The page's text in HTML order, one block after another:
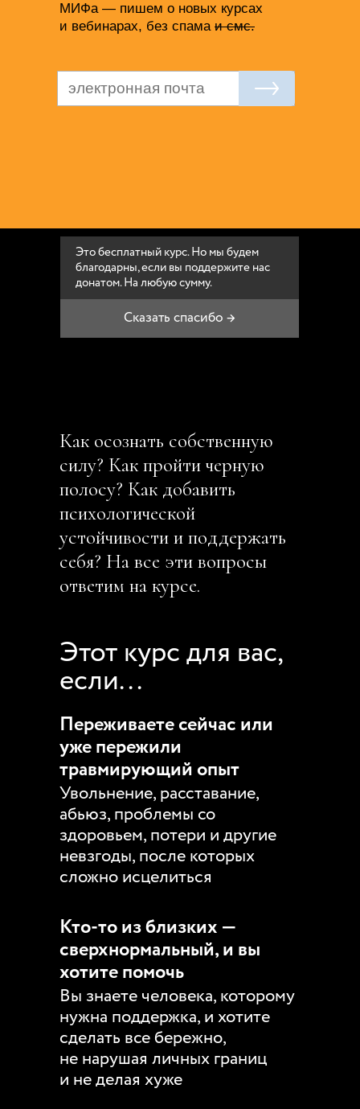
МИФа — пишем о новых курсах
и вебинарах, без спама и смс.
Это бесплатный курс. Но мы будем
благодарны, если вы поддержите нас
донатом. На любую сумму.
Сказать спасибо →
Этот курс для вас,
если...
Увольнение, расставание,
абьюз, проблемы со
здоровьем, потери и другие
невзгоды, после которых
сложно исцелиться
Переживаете сейчас или
уже пережили
травмирующий опыт
Вы знаете человека, которому
нужна поддержка, и хотите
сделать все бережно,
не нарушая личных границ
и не делая хуже
Кто-то из близких —
сверхнормальный, и вы
хотите помочь
Как осознать собственную
силу? Как пройти черную
полосу? Как добавить
психологической
устойчивости и поддержать
себя? На все эти вопросы
ответим на курсе.